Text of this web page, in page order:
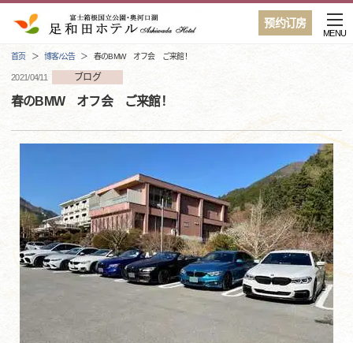
预约订房
MENU
首页 博客/公告 春のBMW オフ会 ご来館！
2021/04/11 ブログ
春のBMW オフ会 ご来館！